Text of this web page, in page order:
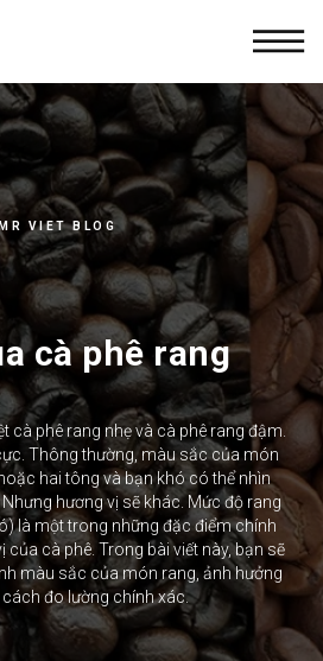
PRODUCTS
WHOLESALE
ABOUT
CONTACTS
VIET BLOG
cà phê rang
cà phê rang nhẹ và cà phê rang đậm.
Thông thường, màu sắc của món
hai tông và bạn khó có thể nhìn
hương vị sẽ khác. Mức độ rang
là một trong những đặc điểm chính
của cà phê. Trong bài viết này, bạn sẽ
màu sắc của món rang, ảnh hưởng
đo lường chính xác.